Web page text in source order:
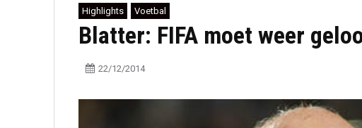
Highlights Voetbal
Blatter: FIFA moet weer
22/12/2014